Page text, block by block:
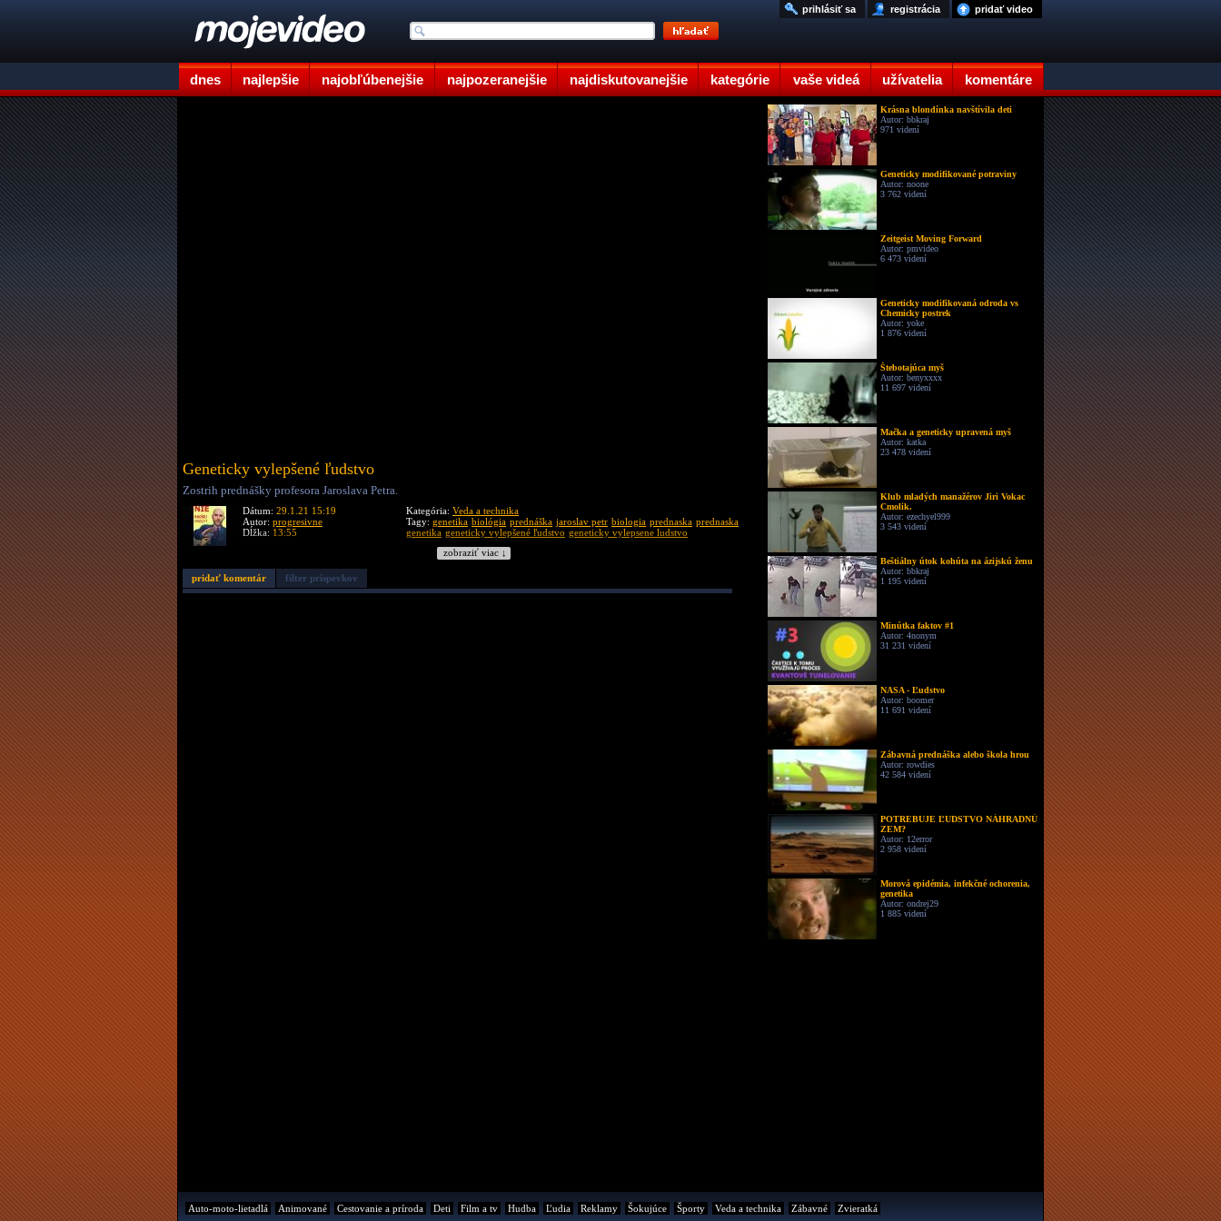
dnes najlepšie najobľúbenejšie najpozeranejšie najdiskutovanejšie kategórie vaše videá užívatelia komentáre
pridať video
registrácia
prihlásiť sa
Geneticky vylepšené ľudstvo
Zostrih prednášky profesora Jaroslava Petra.
Dátum: 29.1.21 15:19
Autor: progresivne
Dĺžka: 13:55
Kategória: Veda a technika
Tagy: genetika biológia prednáška jaroslav petr biologia prednaska prednaska
genetika geneticky vylepšené ľudstvo geneticky vylepsene ludstvo
zobraziť viac ↓
pridať komentár filter príspevkov
Krásna blondínka navštívila deti
Autor: bbkraj
971 videní
Geneticky modifikované potraviny
Autor: noone
3 762 videní
Zeitgeist Moving Forward
Autor: pmvideo
6 473 videní
Geneticky modifikovaná odroda vs
Chemicky postrek
Autor: yoke
1 876 videní
Štebotajúca myš
Autor: benyxxxx
11 697 videní
Mačka a geneticky upravená myš
Autor: katka
23 478 videní
Klub mladých manažérov Jiri Vokac
Cmolik.
Autor: ezechyel999
3 543 videní
Beštiálny útok kohúta na ázijskú ženu
Autor: bbkraj
1 195 videní
Minútka faktov #1
Autor: 4nonym
31 231 videní
NASA - Ľudstvo
Autor: boomer
11 691 videní
Zábavná prednáška alebo škola hrou
Autor: rowdies
42 584 videní
POTREBUJE ĽUDSTVO NÁHRADNÚ
ZEM?
Autor: 12error
2 958 videní
Morová epidémia, infekčné ochorenia,
genetika
Autor: ondrej29
1 885 videní
Auto-moto-lietadlá Animované Cestovanie a príroda Deti Film a tv Hudba Ľudia Reklamy Šokujúce Športy Veda a technika Zábavné Zvieratká